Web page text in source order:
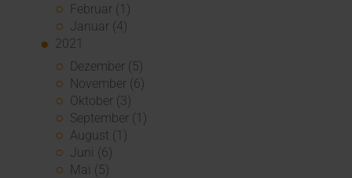
Februar (1)
Januar (4)
2021
Dezember (5)
November (6)
Oktober (3)
September (1)
August (1)
Juni (6)
Mai (5)